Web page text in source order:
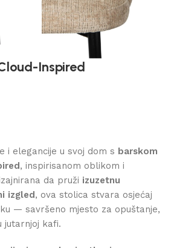
Inspired
i elegancije u svoj dom s barskom
, inspirisanom oblikom i
da pruži izuzetnu
izgled, ova stolica stvara osjećaj
— savršeno mjesto za opuštanje,
jutarnjoj kafi.